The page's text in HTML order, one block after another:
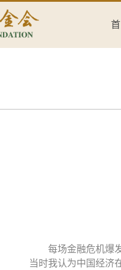
每场金融危机爆
当时我认为中国经济